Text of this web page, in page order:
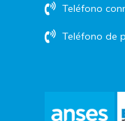
Teléfono
Teléfono de